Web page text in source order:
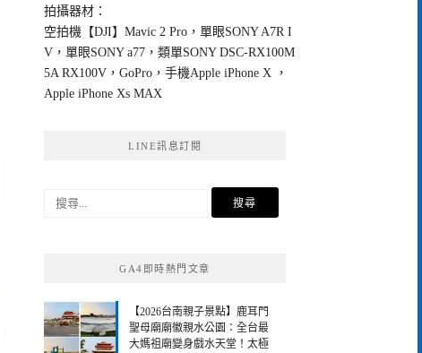
拍攝器材：
空拍機【DJI】Mavic 2 Pro，單眼SONY A7R I
V，單眼SONY a77，類單SONY DSC-RX100M
5A RX100V，GoPro，手機Apple iPhone X ，
Apple iPhone Xs MAX
LINE訊息訂閱
搜
GA4即時熱門文章
【2026台南親子景點】鹿耳門
聖母廟廟徽親水公園：全台最
大媽祖廟變身戲水天堂！太極